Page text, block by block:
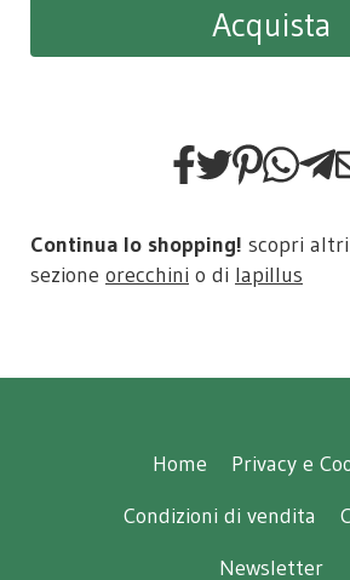
Acquista
Continua lo shopping! scopri
sezione orecchini o di lapillus
Home
Privacy e
Condizioni di vendita
Newsletter